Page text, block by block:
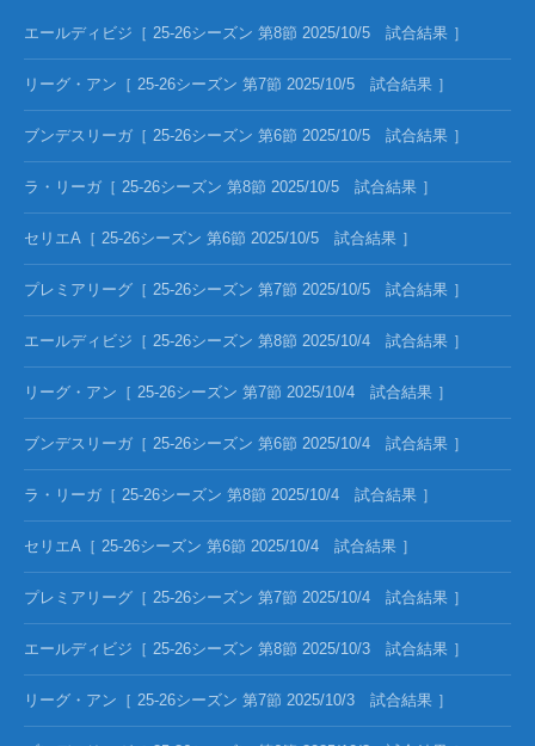
エールディビジ［ 25-26シーズン 第8節 2025/10/5 試合結果 ］
リーグ・アン［ 25-26シーズン 第7節 2025/10/5 試合結果 ］
ブンデスリーガ［ 25-26シーズン 第6節 2025/10/5 試合結果 ］
ラ・リーガ［ 25-26シーズン 第8節 2025/10/5 試合結果 ］
セリエA［ 25-26シーズン 第6節 2025/10/5 試合結果 ］
プレミアリーグ［ 25-26シーズン 第7節 2025/10/5 試合結果 ］
エールディビジ［ 25-26シーズン 第8節 2025/10/4 試合結果 ］
リーグ・アン［ 25-26シーズン 第7節 2025/10/4 試合結果 ］
ブンデスリーガ［ 25-26シーズン 第6節 2025/10/4 試合結果 ］
ラ・リーガ［ 25-26シーズン 第8節 2025/10/4 試合結果 ］
セリエA［ 25-26シーズン 第6節 2025/10/4 試合結果 ］
プレミアリーグ［ 25-26シーズン 第7節 2025/10/4 試合結果 ］
エールディビジ［ 25-26シーズン 第8節 2025/10/3 試合結果 ］
リーグ・アン［ 25-26シーズン 第7節 2025/10/3 試合結果 ］